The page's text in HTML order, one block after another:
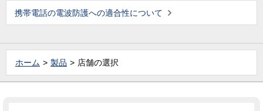
携帯電話の電波防護への適合性について
ホーム 製品 店舗の選択